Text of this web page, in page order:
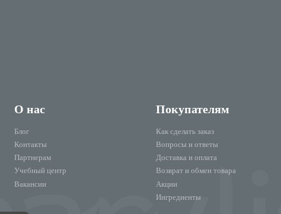
О нас
Блог
Контакты
Партнерам
Учебный центр
Вакансии
Покупателям
Как сделать заказ
Вопросы и ответы
Доставка и оплата
Возврат и обмен товара
Акции
Ингредиенты